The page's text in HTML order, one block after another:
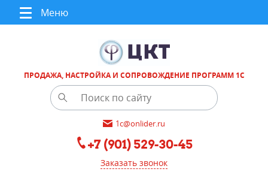
Меню
ПРОДАЖА, НАСТРОЙКА И СОПРОВОЖДЕНИЕ ПРОГРАММ 1С
1c@onlider.ru
+7 (901) 529-30-45
Заказать звонок